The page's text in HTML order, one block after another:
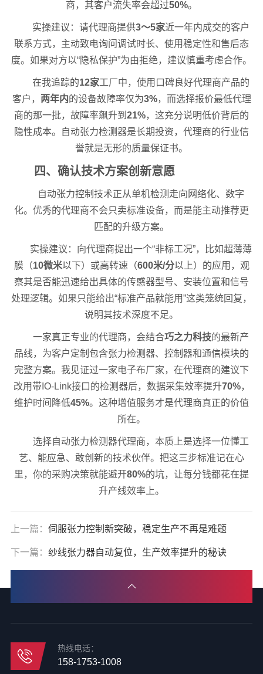
商，其客户流失率会超过50%。
实操建议：请代理商提供3～5家近一年内成交的客户
联系方式，主动致电询问调试时长、使用稳定性和售后态
度。如果对方以“隐私保护”为由拒绝，建议慎重考虑合作。
在我追踪的12家工厂中，使用口碑良好代理商产品的
客户， 两年内的设备故障率仅为3%，而选择报价最低代理
商的那一批，故障率飙升到 21%，这充分说明低价背后的
隐性成本。自动张力检测器是长期投资，代理商的行业信
誉就是无形的质量保证书。
四、确认技术方案创新意愿
自动张力控制技术正从单机检测走向网络化、数字
化。优秀的代理商不会只卖标准设备，而是能主动推荐更
匹配的升级方案。
实操建议：向代理商提出一个“非标工况”，比如超薄薄
膜（10微米以下）或高转速（600米/分以上）的应用，观
察其是否能迅速给出具体的传感器型号、安装位置和信号
处理逻辑。如果只能给出“标准产品就能用”这类笼统回复，
说明其技术深度不足。
一家真正专业的代理商，会结合巧之力科技的最新产
品线，为客户定制包含张力检测器、控制器和通信模块的
完整方案。我见证过一家电子布厂家，在代理商的建议下
改用带IO-Link接口的检测器后，数据采集效率提升70%，
维护时间降低45%。这种增值服务才是代理商真正的价值
所在。
选择自动张力检测器代理商，本质上是选择一位懂工
艺、能应急、敢创新的技术伙伴。把这三步标准记在心
里，你的采购决策就能避开80%的坑，让每分钱都花在提
升产线效率上。
上一篇： 伺服张力控制新突破，稳定生产不再是难题
下一篇： 纱线张力器自动复位，生产效率提升的秘诀
热线电话：
158-1753-1008